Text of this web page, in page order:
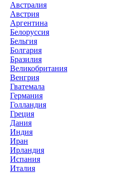
Австралия
Австрия
Аргентина
Белоруссия
Бельгия
Болгария
Бразилия
Великобритания
Венгрия
Гватемала
Германия
Голландия
Греция
Дания
Индия
Иран
Ирландия
Испания
Италия